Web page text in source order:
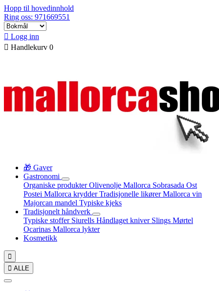
Hopp til hovedinnhold
Ring oss: 971669551
 Logg inn
 Handlekurv 0
🎁 Gaver
Gastronomi
Organiske produkterOlivenolje Mallorca Sobrasada Ost
Postei Mallorca krydderTradisjonelle likørerMallorca vin
Majorcan mandel Typiske kjeks
Tradisjonelt håndverk
Typiske stoffer Siurells Håndlaget kniver Slings Mørtel
Ocarinas Mallorca lykter
Kosmetikk

 ALLE